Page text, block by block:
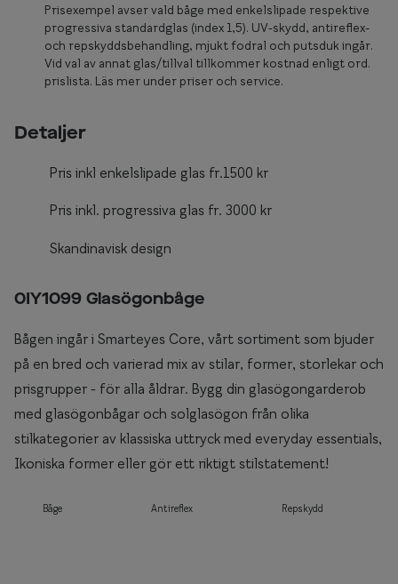
Prisexempel avser vald båge med enkelslipade respektive
progressiva standardglas (index 1,5). UV-skydd, antireflex-
och repskyddsbehandling, mjukt fodral och putsduk ingår.
Vid val av annat glas/tillval tillkommer kostnad enligt ord.
prislista. Läs mer under priser och service.
Detaljer
Pris inkl enkelslipade glas fr.1500 kr
Pris inkl. progressiva glas fr. 3000 kr
Skandinavisk design
0IY1099 Glasögonbåge
Bågen ingår i Smarteyes Core, vårt sortiment som bjuder
på en bred och varierad mix av stilar, former, storlekar och
prisgrupper - för alla åldrar. Bygg din glasögongarderob
med glasögonbågar och solglasögon från olika
stilkategorier av klassiska uttryck med everyday essentials,
Ikoniska former eller gör ett riktigt stilstatement!
Båge Antireflex Repskydd